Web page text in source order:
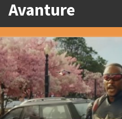
Avanture